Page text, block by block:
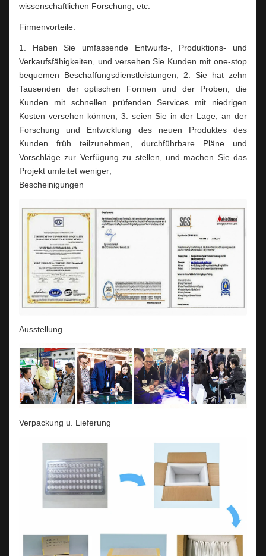
wissenschaftlichen Forschung, etc.
Firmenvorteile:
1. Haben Sie umfassende Entwurfs-, Produktions- und
Verkaufsfähigkeiten, und versehen Sie Kunden mit one-stop
bequemen Beschaffungsdienstleistungen; 2. Sie hat zehn
Tausenden der optischen Formen und der Proben, die
Kunden mit schnellen prüfenden Services mit niedrigen
Kosten versehen können; 3. seien Sie in der Lage, an der
Forschung und Entwicklung des neuen Produktes des
Kunden früh teilzunehmen, durchführbare Pläne und
Vorschläge zur Verfügung zu stellen, und machen Sie das
Projekt umleitet weniger;
Bescheinigungen
Ausstellung
Verpackung u. Lieferung